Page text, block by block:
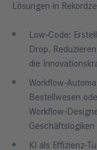
Lösungen in
Low-Code:
Drop.
die
Workflow-
Bestellwesen
Workflow-
KI als Effizienz-